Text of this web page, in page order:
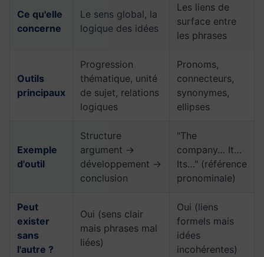
Ce qu'elle
concerne
Le sens global, la
logique des idées
Les liens de
surface entre
les phrases
Outils
principaux
Progression
thématique, unité
de sujet, relations
logiques
Pronoms,
connecteurs,
synonymes,
ellipses
Exemple
d'outil
Structure
argument →
développement →
conclusion
"The
company… It…
Its…" (référence
pronominale)
Peut
exister
sans
l'autre ?
Oui (sens clair
mais phrases mal
liées)
Oui (liens
formels mais
idées
incohérentes)